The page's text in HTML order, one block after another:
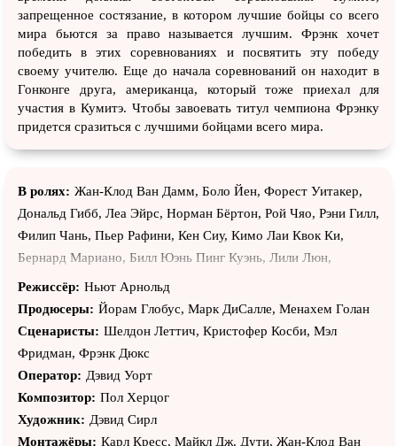
запрещенное состязание, в котором лучшие бойцы со всего
мира бьются за право называется лучшим. Фрэнк хочет
победить в этих соревнованиях и посвятить эту победу
своему учителю. Еще до начала соревнований он находит в
Гонконге друга, американца, который тоже приехал для
участия в Кумитэ. Чтобы завоевать титул чемпиона Фрэнку
придется сразиться с лучшими бойцами всего мира.
В ролях: Жан-Клод Ван Дамм, Боло Йен, Форест Уитакер,
Дональд Гибб, Леа Эйрс, Норман Бёртон, Рой Чяо, Рэни Гилл,
Филип Чань, Пьер Рафини, Кен Сиу, Кимо Лаи Квок Ки,
Бернард Мариано, Билл Юэнь Пинг Куэнь, Лили Люн,
Джошуа Шродер, Кит Дэвей, Шон Уорд, Джонни Лаи, Генри
Хо, Генри Кот, Томас Лам, Саймон Лаи, А.П. Джордж, Чарльз
Ванг, Джон Фостер, Джон Чун, Дэннис Чи, Мишель Кисси,
Нэйтан Чкуэк, Джеффри Браун, Дэвид Хо, Эрик Нефф, Майкл
Чан, Рик Эриксон, Джон Ло, Самсон Ли, Пауло Тоша, Грег
Ричардсон, Сахид Сахабуддин, Рокки Джасминдер Сингх,
Марк ДиСалле, Эдвард Э. Кеттерер, Кен Бойл, Марк Уилхаус,
Даррен Хамфри, Том Там, Клод Хэм, Сьюзан Ширс, Мэнди
Режиссёр: Ньют Арнольд
Продюсеры: Йорам Глобус, Марк ДиСалле, Менахем Голан
Сценаристы: Шелдон Леттич, Кристофер Косби, Мэл
Фридман, Фрэнк Дюкс
Оператор: Дэвид Уорт
Композитор: Пол Херцог
Художник: Дэвид Сирл
Монтажёры: Карл Кресс, Майкл Дж. Дути, Жан-Клод Ван